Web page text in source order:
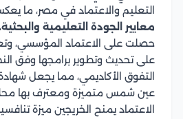
التعليم والاعتماد في مصر، ما
معايير الجودة التعليمية والبحثية
حصلت على الاعتماد المؤسسي،
على تحديث وتطوير برامجها وفق
التفوق الأكاديمي، مما يجعل
عين شمس متميزة ومعترف بها
الاعتماد يمنح الخريجين ميزة